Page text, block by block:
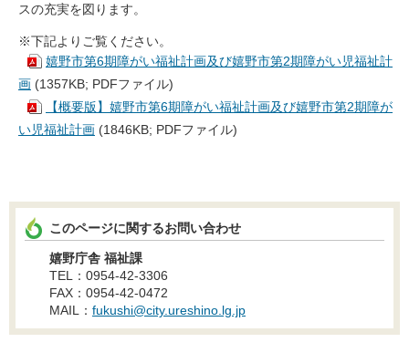
スの充実を図ります。
※下記よりご覧ください。
嬉野市第6期障がい福祉計画及び嬉野市第2期障がい児福祉計
画 (1357KB; PDFファイル)
【概要版】嬉野市第6期障がい福祉計画及び嬉野市第2期障が
い児福祉計画 (1846KB; PDFファイル)
このページに関するお問い合わせ
嬉野庁舎 福祉課
TEL：0954-42-3306
FAX：0954-42-0472
MAIL： fukushi@city.ureshino.lg.jp